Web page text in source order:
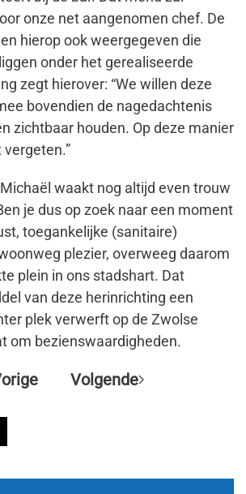
onze net aangenomen chef. De
hierop ook weergegeven die
onder het gerealiseerde
zegt hierover: “We willen deze
bovendien de nagedachtenis
zichtbaar houden. Op deze manier
waakt nog altijd even trouw
je dus op zoek naar een moment
toegankelijke (sanitaire)
plezier, overweeg daarom
plein in ons stadshart. Dat
van deze herinrichting een
plek verwerft op de Zwolse
om bezienswaardigheden.
Volgende